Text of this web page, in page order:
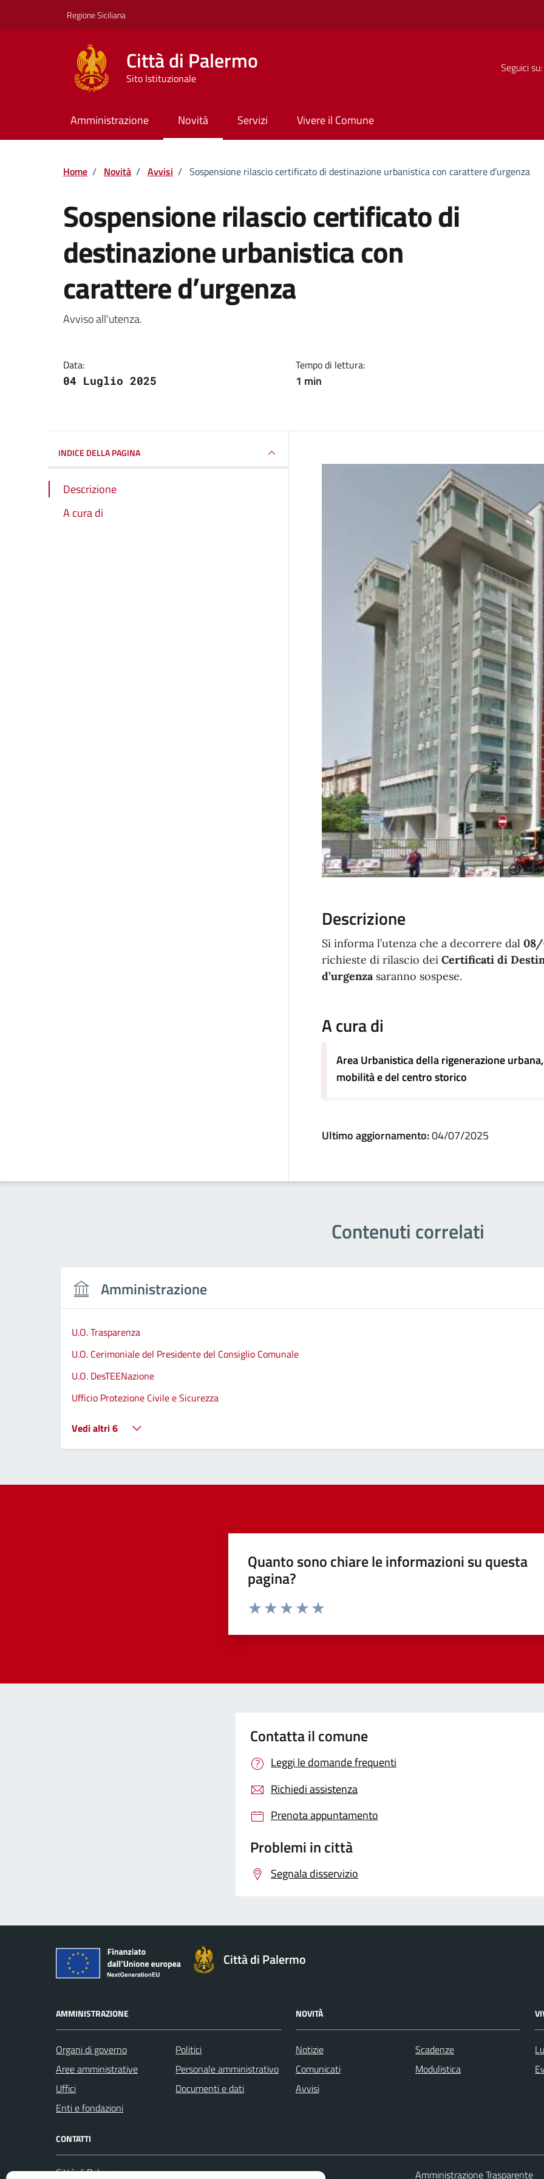
Regione Siciliana
Città di Palermo
Sito Istituzionale
Seguici su:
Amministrazione Novità Servizi Vivere il Comune
Home / Novità / Avvisi / Sospensione rilascio certificato di destinazione urbanistica con carattere d’urgenza
Sospensione rilascio certificato di
destinazione urbanistica con
carattere d’urgenza
Dettagli della notizia
Avviso all'utenza.
Data:
04 Luglio 2025
Tempo di lettura:
1 min
INDICE DELLA PAGINA
Descrizione
A cura di
Descrizione
Si informa l’utenza che a decorrere dal 08/
richieste di rilascio dei Certificati di
d’urgenzasaranno sospese.
A cura di
Area Urbanistica della rigenerazione
mobilità e del centro storico
Ultimo aggiornamento:04/07/2025
Contenuti correlati
Amministrazione
U.O. Trasparenza
U.O. Cerimoniale del Presidente del Consiglio Comunale
U.O. DesTEENazione
Ufficio Protezione Civile e Sicurezza
Vedi altri 6
Quanto sono chiare le informazioni su questa
pagina?
Contatta il comune
Leggi le domande frequenti
Richiedi assistenza
Prenota appuntamento
Problemi in città
Segnala disservizio
Città di Palermo
AMMINISTRAZIONE
Organi di governo
Aree amministrative
Uffici
Enti e fondazioni
Politici
Personale amministrativo
Documenti e dati
NOVITÀ
Notizie
Comunicati
Avvisi
Scadenze
Modulistica
CONTATTI
Città di Palermo Leggi le FAQ Amministrazione Trasparente